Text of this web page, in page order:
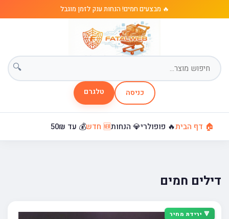
🔥 מבצעים חמים! הנחות ענק לזמן מוגבל
🔍
כניסה טלגרם
🏠 דף הבית🔥 פופולרי💎 הנחות🆕 חדש 💰 עד 50₪
דילים חמים
🔻 ירידת מחיר